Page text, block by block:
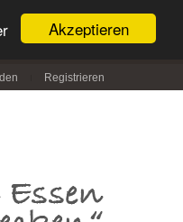
Akzeptieren
Registrieren